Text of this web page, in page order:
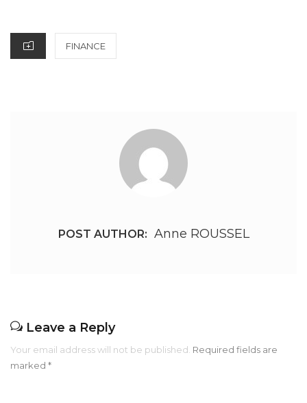
CATEGORIES
FINANCE
POST AUTHOR: Anne ROUSSEL
Leave a Reply
Your email address will not be published. Required fields are
marked *